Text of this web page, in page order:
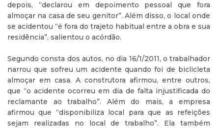
depois, “declarou em depoimento pessoal que fora
almoçar na casa de seu genitor”. Além disso, o local onde
se acidentou “é fora do trajeto habitual entre a obra e sua
residência”, salientou o acórdão.
Segundo consta dos autos, no dia 16/1/2011, o trabalhador
narrou que sofreu um acidente quando foi de biclicleta
almoçar em casa. A construtora afirmou, entre outros,
que “o acidente ocorreu em dia de falta injustificada do
reclamante ao trabalho”. Além do mais, a empresa
afirmou que “disponibiliza local para que as refeições
sejam realizadas no local de trabalho”. Ela também